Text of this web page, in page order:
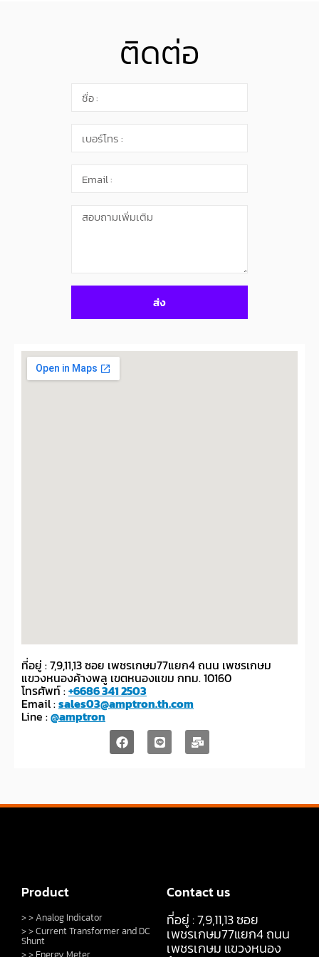
ติดต่อ
ส่ง
ที่อยู่ : 7,9,11,13 ซอย เพชรเกษม77แยก4 ถนน เพชรเกษม
แขวงหนองค้างพลู เขตหนองแขม กทม. 10160
โทรศัพท์ :+6686 341 2503
Email :sales03@amptron.th.com
Line :@amptron
Product
> > Analog Indicator
> > Current Transformer and DC
Shunt
Contact us
ที่อยู่ : 7,9,11,13 ซอย
เพชรเกษม77แยก4 ถนน
เพชรเกษม แขวงหนอง